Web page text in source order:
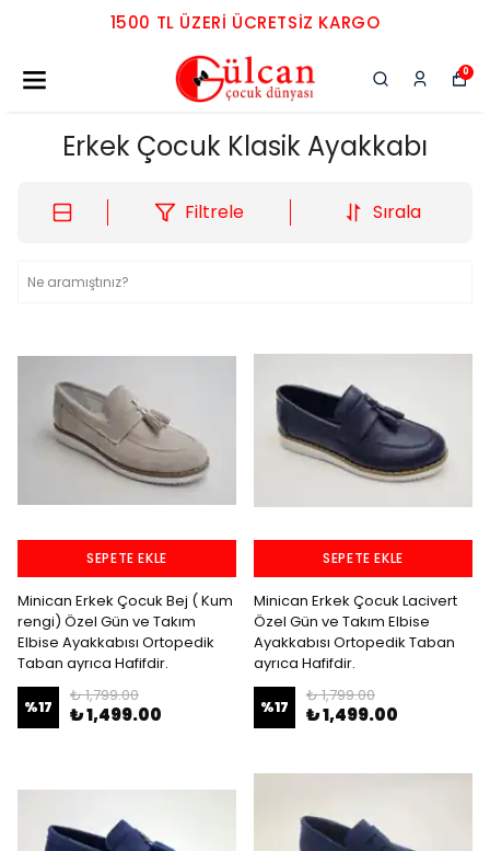
1500 TL ÜZERI ÜCRETSIZ KARGO
0
Erkek Çocuk Klasik Ayakkabı
Filtrele Sırala
SEPETE EKLE
Minican Erkek Çocuk Bej ( Kum
rengi) Özel Gün ve Takım
Elbise Ayakkabısı Ortopedik
Taban ayrıca Hafifdir.
%17
₺ 1,799.00
₺ 1,499.00
SEPETE EKLE
Minican Erkek Çocuk Lacivert
Özel Gün ve Takım Elbise
Ayakkabısı Ortopedik Taban
ayrıca Hafifdir.
%17
₺ 1,799.00
₺ 1,499.00